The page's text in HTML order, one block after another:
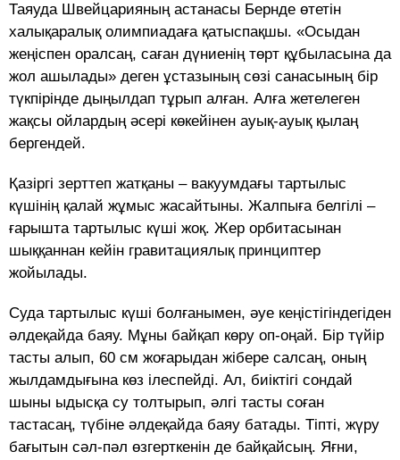
Таяуда Швейцарияның астанасы Бернде өтетін
халықаралық олимпиадаға қатыспақшы. «Осыдан
жеңіспен оралсаң, саған дүниенің төрт құбыласына да
жол ашылады» деген ұстазының сөзі санасының бір
түкпірінде дыңылдап тұрып алған. Алға жетелеген
жақсы ойлардың әсері көкейінен ауық-ауық қылаң
бергендей.
Қазіргі зерттеп жатқаны – вакуумдағы тартылыс
күшінің қалай жұмыс жасайтыны. Жалпыға белгілі –
ғарышта тартылыс күші жоқ. Жер орбитасынан
шыққаннан кейін гравитациялық принциптер
жойылады.
Суда тартылыс күші болғанымен, әуе кеңістігіндегіден
әлдеқайда баяу. Мұны байқап көру оп-оңай. Бір түйір
тасты алып, 60 см жоғарыдан жібере салсаң, оның
жылдамдығына көз ілеспейді. Ал, биіктігі сондай
шыны ыдысқа су толтырып, әлгі тасты соған
тастасаң, түбіне әлдеқайда баяу батады. Тіпті, жүру
бағытын сәл-пәл өзгерткенін де байқайсың. Яғни,